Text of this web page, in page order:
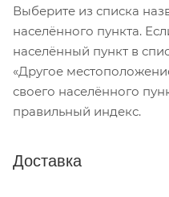
Выберите из списка
населённого пункта.
населённый пункт в
«Другое
своего населённого
правильный индекс.
Доставка